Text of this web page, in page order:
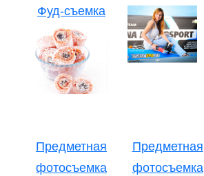
Фуд-съемка
Предметная
фотосъемка
Предметная
фотосъемка